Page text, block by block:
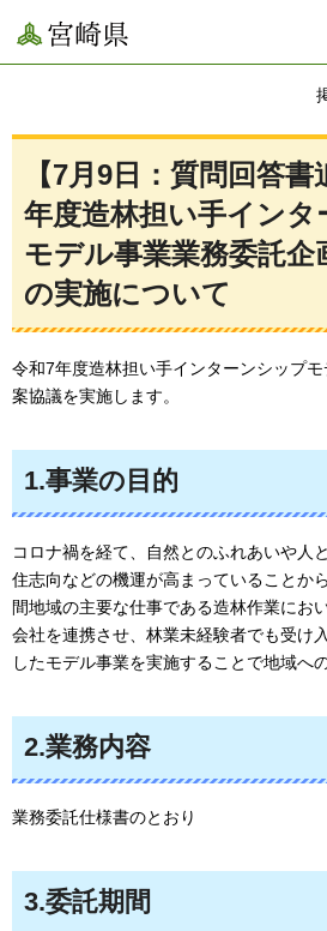
宮崎県
【7月9日：質問回答
年度造林担い手インタ
モデル事業業務委託企
の実施について
令和7年度造林担い手インターンシップ
案協議を実施します。
1.事業の目的
コロナ禍を経て、自然とのふれあいや人
住志向などの機運が高まっていることか
間地域の主要な仕事である造林作業にお
会社を連携させ、林業未経験者でも受け
したモデル事業を実施することで地域へ
2.業務内容
業務委託仕様書のとおり
3.委託期間